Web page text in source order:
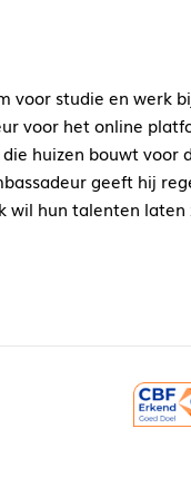
voor studie en werk
voor het online
huizen bouwt
geeft hij
wil hun talenten